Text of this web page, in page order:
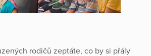
rodičů zeptáte, co by si přály